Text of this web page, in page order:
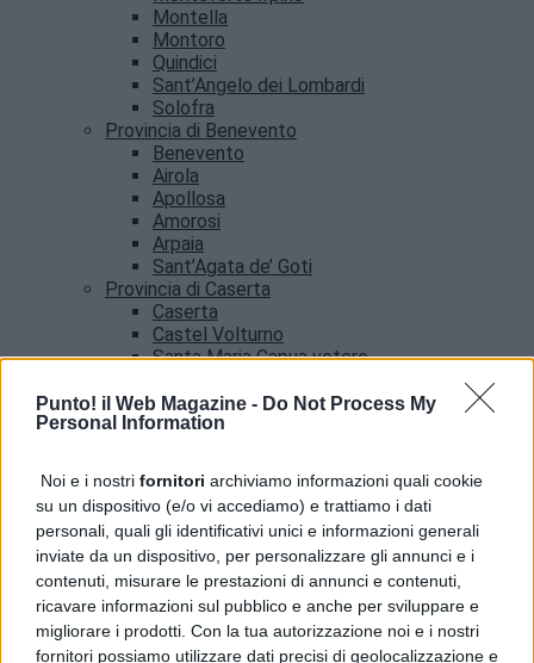
Punto! il Web Magazine - Do Not Process My
Personal Information
Noi e i nostri fornitori archiviamo informazioni quali cookie
su un dispositivo (e/o vi accediamo) e trattiamo i dati
personali, quali gli identificativi unici e informazioni generali
inviate da un dispositivo, per personalizzare gli annunci e i
contenuti, misurare le prestazioni di annunci e contenuti,
ricavare informazioni sul pubblico e anche per sviluppare e
migliorare i prodotti. Con la tua autorizzazione noi e i nostri
fornitori possiamo utilizzare dati precisi di geolocalizzazione e
Montella
Montoro
Quindici
Sant’Angelo dei Lombardi
Solofra
Provincia di Benevento
Benevento
Airola
Apollosa
Amorosi
Arpaia
Sant’Agata de’ Goti
Provincia di Caserta
Caserta
Castel Volturno
Santa Maria Capua vetere
Salerno
Agropoli
Angri
Castellabate
News